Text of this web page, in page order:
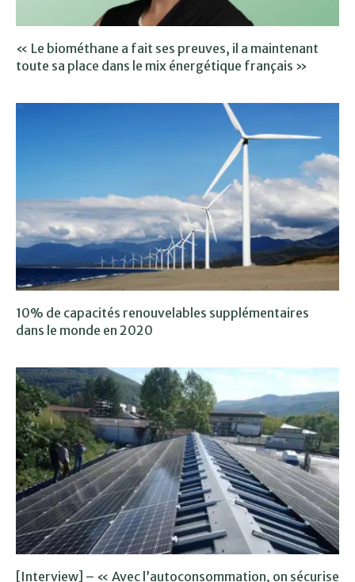
« Le biométhane a fait ses preuves, il a maintenant
toute sa place dans le mix énergétique français »
10% de capacités renouvelables supplémentaires
dans le monde en 2020
[Interview] – « Avec l’autoconsommation, on sécurise